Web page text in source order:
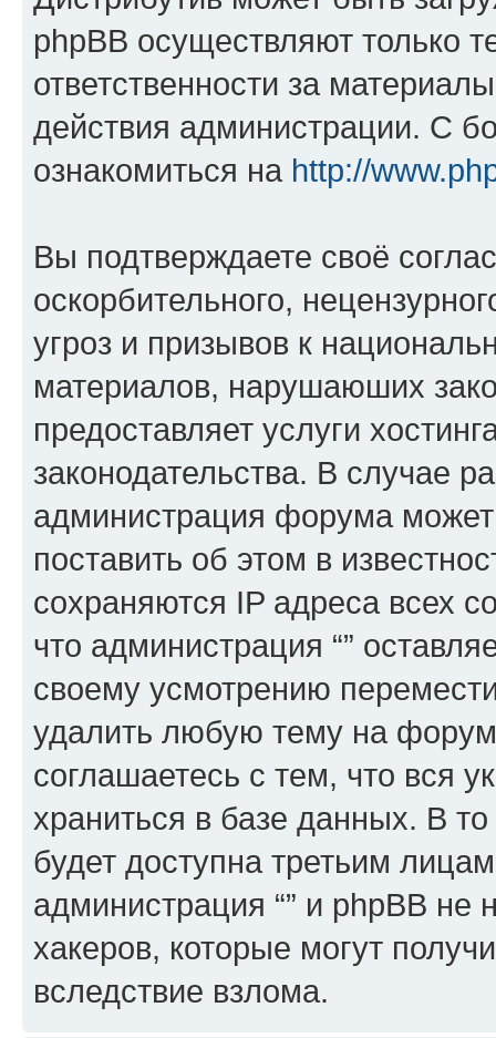
phpBB осуществляют только
ответственности за
действия администрации. С
ознакомиться на http://
Вы подтверждаете своё
оскорбительного,
угроз и призывов к
материалов, нарушаюших
предоставляет услуги
законодательства. В случае
администрация форума
поставить об этом в
сохраняются IP адреса всех
что администрация “”
своему усмотрению
удалить любую тему на
соглашаетесь с тем, что вся
храниться в базе данных. В
будет доступна третьим
администрация “” и phpBB не
хакеров, которые могут
вследствие взлома.